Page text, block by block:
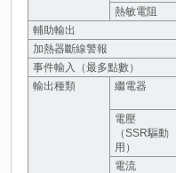
熱敏電阻
輔助輸出
加熱器斷線警報
事件輸入（最多點數）
輸出種類
繼電器
電壓
（SSR驅動
用）
電流